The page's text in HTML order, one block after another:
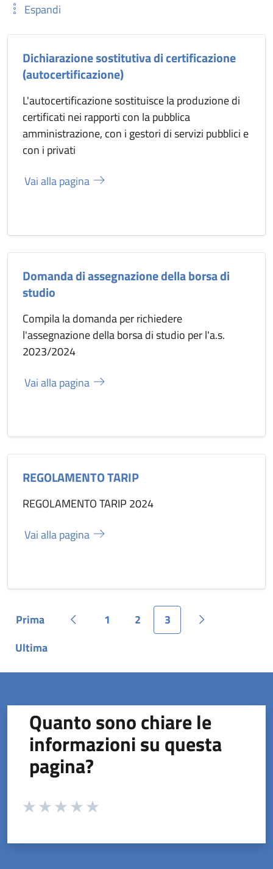
Espandi
Dichiarazione sostitutiva di certificazione
(autocertificazione)
L'autocertificazione sostituisce la produzione di
certificati nei rapporti con la pubblica
amministrazione, con i gestori di servizi pubblici e
con i privati
Vai alla pagina
Domanda di assegnazione della borsa di
studio
Compila la domanda per richiedere
l'assegnazione della borsa di studio per l'a.s.
2023/2024
Vai alla pagina
REGOLAMENTO TARIP
REGOLAMENTO TARIP 2024
Vai alla pagina
Pagina
Prima Pagina precedente
Pagina
1 Pagina
2 Pagina
3
Pagina
Pagina
Ultima
Quanto sono chiare le
informazioni su questa
pagina?
Valuta da 1 a 5 stelle la pagina